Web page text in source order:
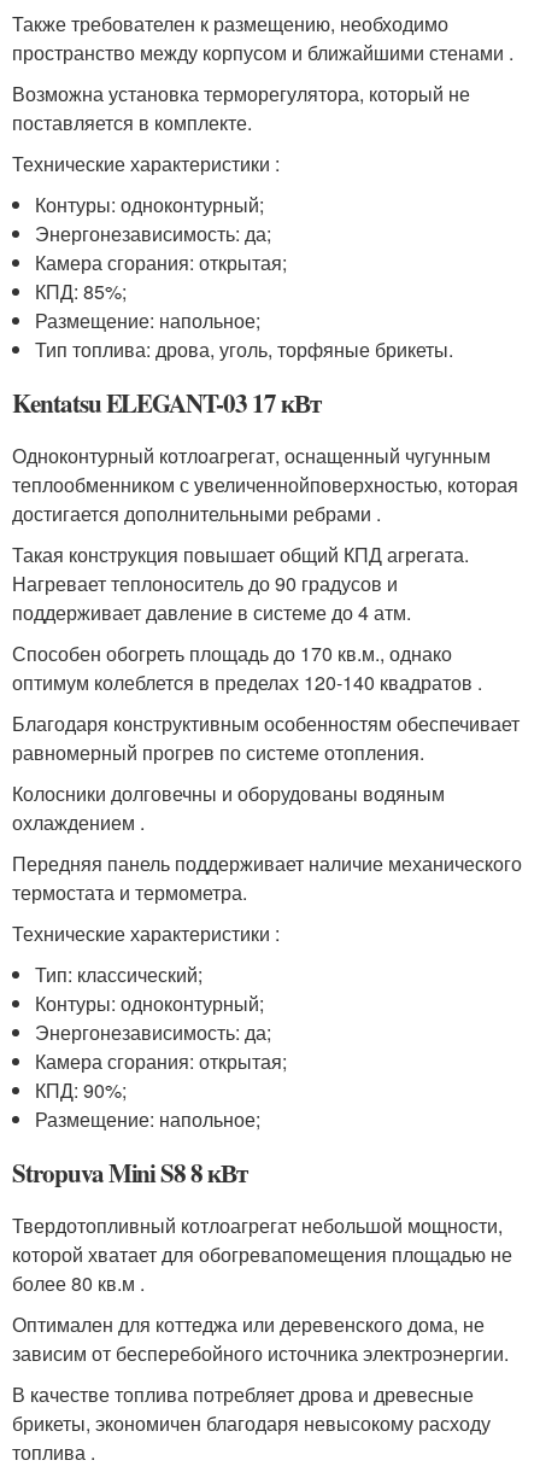
Также требователен к размещению, необходимо
пространство между корпусом и ближайшими стенами .
Возможна установка терморегулятора, который не
поставляется в комплекте.
Технические характеристики :
Контуры: одноконтурный;
Энергонезависимость: да;
Камера сгорания: открытая;
КПД: 85%;
Размещение: напольное;
Тип топлива: дрова, уголь, торфяные брикеты.
Kentatsu ELEGANT-03 17 кВт
Одноконтурный котлоагрегат, оснащенный чугунным
теплообменником с увеличеннойповерхностью, которая
достигается дополнительными ребрами .
Такая конструкция повышает общий КПД агрегата.
Нагревает теплоноситель до 90 градусов и
поддерживает давление в системе до 4 атм.
Способен обогреть площадь до 170 кв.м., однако
оптимум колеблется в пределах 120-140 квадратов .
Благодаря конструктивным особенностям обеспечивает
равномерный прогрев по системе отопления.
Колосники долговечны и оборудованы водяным
охлаждением .
Передняя панель поддерживает наличие механического
термостата и термометра.
Технические характеристики :
Тип: классический;
Контуры: одноконтурный;
Энергонезависимость: да;
Камера сгорания: открытая;
КПД: 90%;
Размещение: напольное;
Stropuva Mini S8 8 кВт
Твердотопливный котлоагрегат небольшой мощности,
которой хватает для обогревапомещения площадью не
более 80 кв.м .
Оптимален для коттеджа или деревенского дома, не
зависим от бесперебойного источника электроэнергии.
В качестве топлива потребляет дрова и древесные
брикеты, экономичен благодаря невысокому расходу
топлива .